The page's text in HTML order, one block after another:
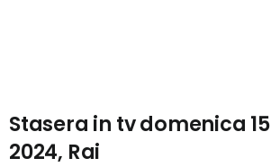
Stasera in tv domenica
2024, Rai